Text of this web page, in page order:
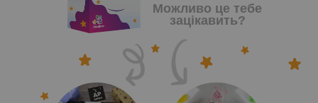
Можливо це тебе
зацікавить?